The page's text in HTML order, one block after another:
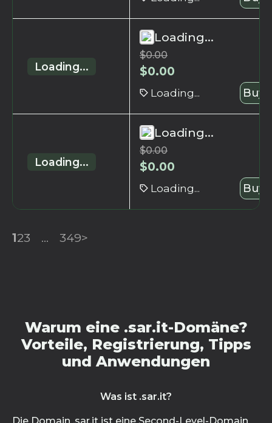
Loading...
Loading...
$0.00
$0.00
Loading... Buy
Loading...
Loading...
$0.00
$0.00
Loading... Buy
123 ... 349>
Warum eine .sar.it-Domäne?
Vorteile, Registrierung, Tipps
und Anwendungen
Was ist .sar.it?